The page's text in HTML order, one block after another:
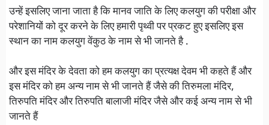
उन्हें इसलिए जाना जाता है कि मानव जाति के लिए कलयुग की परीक्षा और
परेशानियों को दूर करने के लिए हमारी पृथ्वी पर प्रकट हुए इसलिए इस
स्थान का नाम कलयुग वेंकुठ के नाम से भी जानते है .
और इस मंदिर के देवता को हम कलयुग का प्रत्यक्ष देवम भी कहते हैं और
इस मंदिर को हम अन्य नाम से भी जानते हैं जैसे की तिरुमला मंदिर,
तिरुपति मंदिर और तिरुपति बालाजी मंदिर जैसे और कई अन्य नाम से भी
जानते हैं